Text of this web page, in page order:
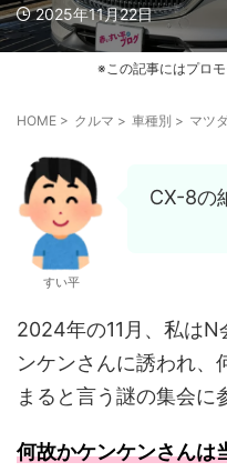
2025年11月22日
※この記事にはプロモ
HOME > クルマ > 車種別 > マツ
すい平
CX-8の
2024年の11月、私はN
ンケンさんに誘われ、
まると言う謎の集会に
何故かケンケンさんは